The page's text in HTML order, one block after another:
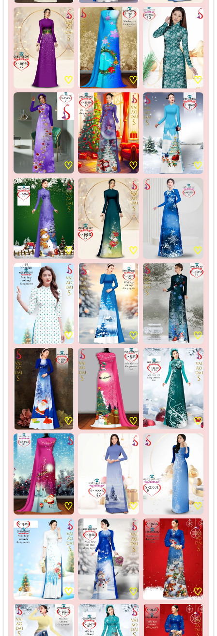
♡ ♡ ♡
♡ ♡ ♡
♡ ♡ ♡
♡ ♡ ♡
♡ ♡ ♡
♡ ♡ ♡
♡ ♡ ♡